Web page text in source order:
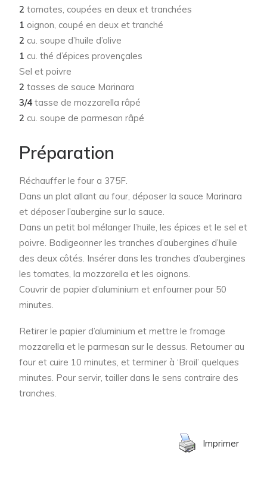
2 tomates, coupées en deux et tranchées
1 oignon, coupé en deux et tranché
2 cu. soupe d’huile d’olive
1 cu. thé d’épices provençales
Sel et poivre
2 tasses de sauce Marinara
3/4 tasse de mozzarella râpé
2 cu. soupe de parmesan râpé
Préparation
Réchauffer le four a 375F.
Dans un plat allant au four, déposer la sauce Marinara
et déposer l’aubergine sur la sauce.
Dans un petit bol mélanger l’huile, les épices et le sel et
poivre. Badigeonner les tranches d’aubergines d’huile
des deux côtés. Insérer dans les tranches d’aubergines
les tomates, la mozzarella et les oignons.
Couvrir de papier d’aluminium et enfourner pour 50
minutes.
Retirer le papier d’aluminium et mettre le fromage
mozzarella et le parmesan sur le dessus. Retourner au
four et cuire 10 minutes, et terminer à ‘Broil’ quelques
minutes. Pour servir, tailler dans le sens contraire des
tranches.
Imprimer